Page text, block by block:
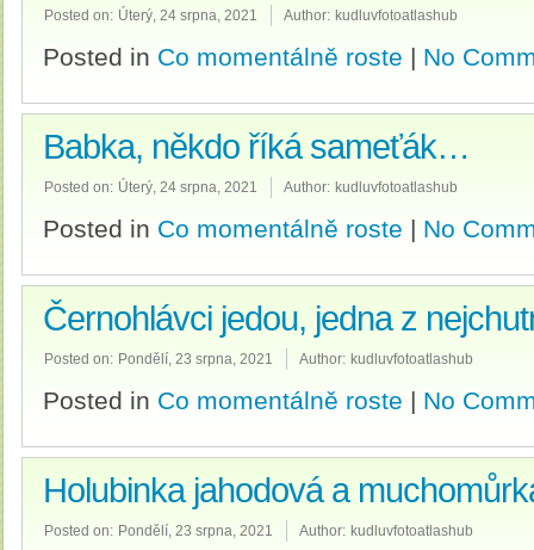
Posted on: Úterý, 24 srpna, 2021 Author: kudluvfotoatlashub
Posted in Co momentálně roste | No
Babka, někdo říká sameťák…
Posted on: Úterý, 24 srpna, 2021 Author: kudluvfotoatlashub
Posted in Co momentálně roste | No
Černohlávci jedou, jedna z
Posted on: Pondělí, 23 srpna, 2021 Author: kudluvfotoatlashub
Posted in Co momentálně roste | No
Holubinka jahodová a
Posted on: Pondělí, 23 srpna, 2021 Author: kudluvfotoatlashub